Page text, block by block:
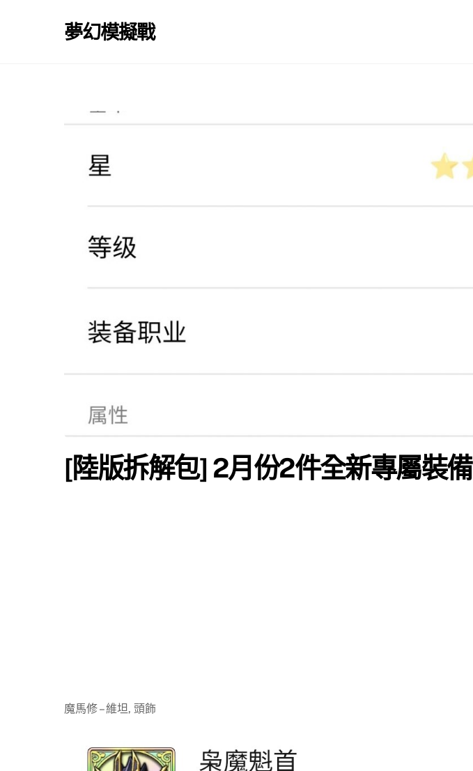
夢幻模擬戰
[陸版拆解包] 2月份2件全新專屬裝備
魔馬修 – 維坦, 頭飾